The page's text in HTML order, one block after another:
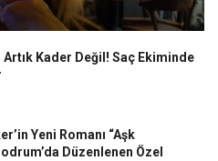
Kader Değil! Saç Ekiminde
Yeni Romanı “Aşk
Düzenlenen Özel